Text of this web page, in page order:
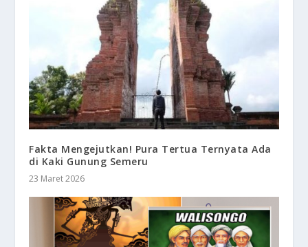
Fakta Mengejutkan! Pura Tertua Ternyata Ada
di Kaki Gunung Semeru
23 Maret 2026